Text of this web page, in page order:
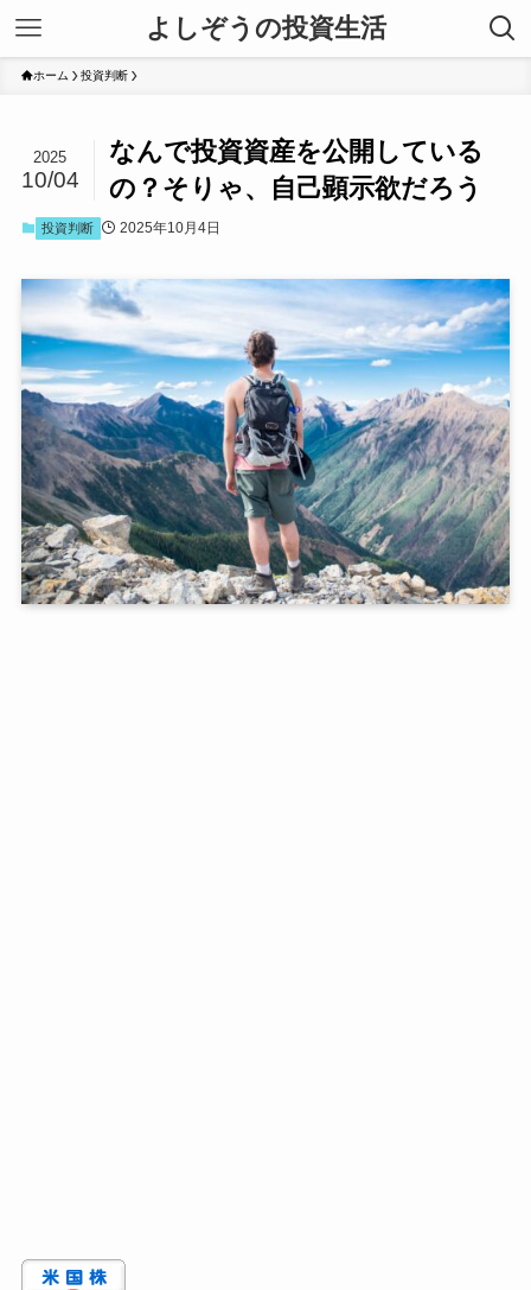
よしぞうの投資生活
ホーム 投資判断
なんで投資資産を公開している
の？そりゃ、自己顕示欲だろう
2025
10/04
投資判断 2025年10月4日